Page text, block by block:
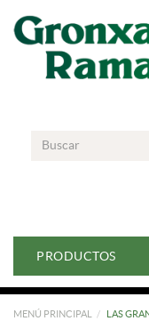
PRODUCTOS
MENÚ PRINCIPAL LAS